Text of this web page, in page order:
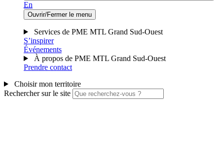
En
Ouvrir/Fermer le menu
Services de PME MTL Grand Sud-Ouest
S’inspirer
Événements
À propos de PME MTL Grand Sud-Ouest
Prendre contact
Choisir mon territoire
Rechercher sur le site